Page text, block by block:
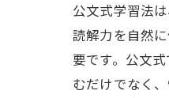
公文式学習法
読解力を自然
要です。公文
むだけでなく